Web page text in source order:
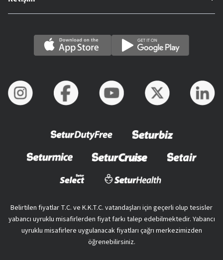
Belirtilen fiyatlar T.C. ve K.K.T.C. vatandaşları için geçerli olup tesisler
yabancı uyruklu misafirlerden fiyat farkı talep edebilmektedir. Yabancı
uyruklu misafirlere uygulanacak fiyatları çağrı merkezimizden
öğrenebilirsiniz.